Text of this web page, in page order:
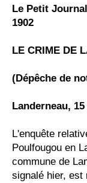
Le Petit
1902
LE CRIME DE
(Dépêche de
Landerneau,
L'enquête
Poulfougou en
commune de
signalé hier, est